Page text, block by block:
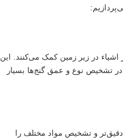
اشیاء در زیر زمین کمک می‌کنند. این
در تشخیص نوع و عمق گنج‌ها بسیار
و تشخیص مواد مختلف را